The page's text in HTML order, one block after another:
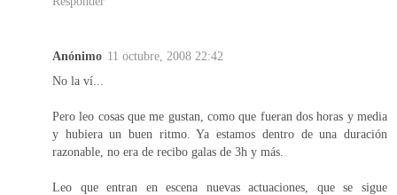
Anónimo 11 octubre, 2008 22:42
No la ví...
Pero leo cosas que me gustan, como que fueran dos horas y media
y hubiera un buen ritmo. Ya estamos dentro de una duración
razonable, no era de recibo galas de 3h y más.
Leo que entran en escena nuevas actuaciones, que se sigue